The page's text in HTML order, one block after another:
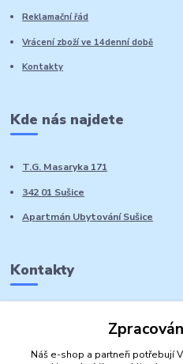
Reklamační řád
Vrácení zboží ve 14denní době
Kontakty
Kde nás najdete
T.G. Masaryka 171
342 01 Sušice
Apartmán Ubytování Sušice
Kontakty
Náš e-shop a partneři potřebují